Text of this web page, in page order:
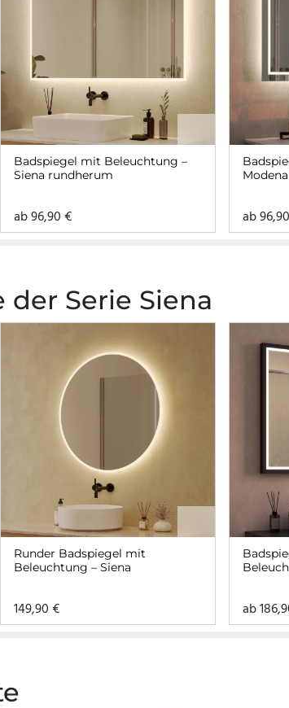
Badspiegel mit Beleuchtung –
Siena rundherum
ab96,90€ ab96,90
Serie Siena
Runder Badspiegel mit
Beleuchtung – Siena
149,90€ ab